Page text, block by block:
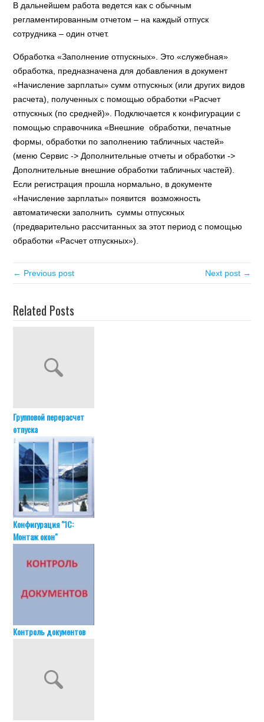
В дальнейшем работа ведется как с обычным
регламентированным отчетом – на каждый отпуск
сотрудника – один отчет.
Обработка «Заполнение отпускных». Это «служебная»
обработка, предназначена для добавления в документ
«Начисление зарплаты» сумм отпускных (или других видов
расчета), полученных с помощью обработки «Расчет
отпускных (по средней)». Подключается к конфигурации с
помощью справочника «Внешние обработки, печатные
формы, обработки по заполнению табличных частей»
(меню Сервис -> Дополнительные отчеты и обработки ->
Дополнительные внешние обработки табличных частей).
Если регистрация прошла нормально, в документе
«Начисление зарплаты» появится возможность
автоматически заполнить суммы отпускных
(предварительно рассчитанных за этот период с помощью
обработки «Расчет отпускных»).
← Previous post Next post →
Related Posts
Групповой перерасчет
отпуска
Конфигурация "1С:
Монтаж окон"
Контроль документов